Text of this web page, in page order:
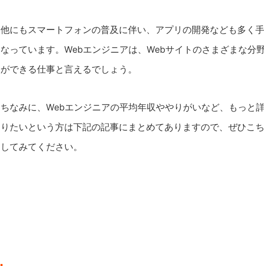
他にもスマートフォンの普及に伴い、アプリの開発なども多く
なっています。Webエンジニアは、Webサイトのさまざまな分
ができる仕事と言えるでしょう。
ちなみに、Webエンジニアの平均年収ややりがいなど、もっと
りたいという方は下記の記事にまとめてありますので、ぜひこ
してみてください。